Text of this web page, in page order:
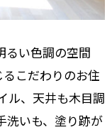
るい色調の空間
こだわりのお住
ル、天井も木目調
洗いも、塗り跡が